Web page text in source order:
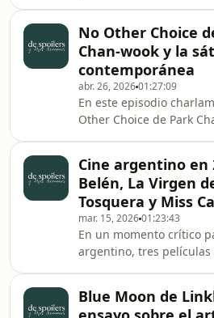
Ladrón de bicicletas de
Sica y Bellísima d
y pictórica, la película se
ocho sueños inspirados
miedos, recuerdos y
propio director.En este
analizamos por qué
convirtió en un clásico
del cine y cómo, al
Kurosawa nos deja un t
No Other Choice
Chan-wook y la
contemporánea
abr. 26, 202601:27:09
En este episodio
Other Choice de Park
nosotras, fue una de las
2025.Con el
maximalismo estético y
de Park Chan-wook, esta
construye una crítica
mundo laboral
lado, analizamos por
película es un reflejo
Cine argentino en
Belén, La Virgen
Tosquera y Miss
mar. 15, 202601:23:43
En un momento crítico
argentino, tres películas
de Dolores Fonzi, La
Blue Moon de